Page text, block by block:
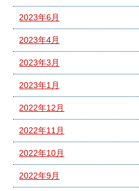
2023年6月
2023年4月
2023年3月
2023年1月
2022年12月
2022年11月
2022年10月
2022年9月